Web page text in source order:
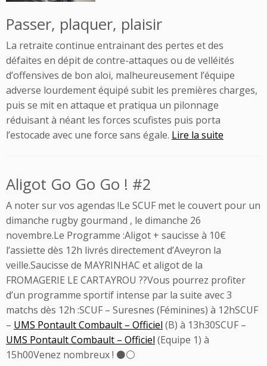
Passer, plaquer, plaisir
La retraite continue entrainant des pertes et des
défaites en dépit de contre-attaques ou de velléités
d’offensives de bon aloi, malheureusement l’équipe
adverse lourdement équipé subit les premières charges,
puis se mit en attaque et pratiqua un pilonnage
réduisant à néant les forces scufistes puis porta
l’estocade avec une force sans égale. Lire la suite
Aligot Go Go Go ! #2
A noter sur vos agendas !Le SCUF met le couvert pour un
dimanche rugby gourmand , le dimanche 26
novembre.Le Programme :Aligot + saucisse à 10€
l’assiette dès 12h livrés directement d’Aveyron la
veille.Saucisse de MAYRINHAC et aligot de la
FROMAGERIE LE CARTAYROU ??Vous pourrez profiter
d’un programme sportif intense par la suite avec 3
matchs dès 12h :SCUF – Suresnes (Féminines) à 12hSCUF
– UMS Pontault Combault – Officiel (B) à 13h30SCUF –
UMS Pontault Combault – Officiel (Equipe 1) à
15h00Venez nombreux ! ⚫️⚪️